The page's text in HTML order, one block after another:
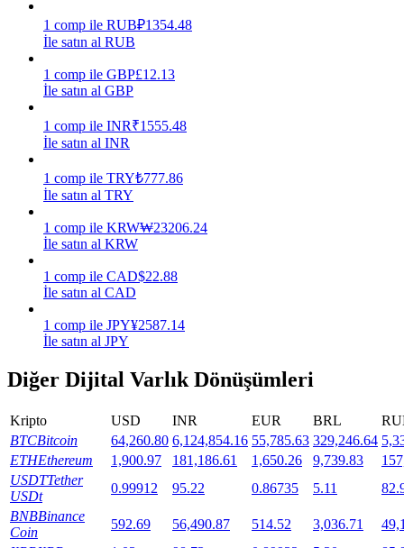
Staking
Yüksek getiri ve anında erişim
Launchpool
Popüler token'lar kazanmak için esnek staking
1 comp ile RUB₽1354.48
İle satın al RUB
1 comp ile GBP£12.13
İle satın al GBP
1 comp ile INR₹1555.48
İle satın al INR
1 comp ile TRY₺777.86
İle satın al TRY
1 comp ile KRW₩23206.24
İle satın al KRW
1 comp ile CAD$22.88
İle satın al CAD
1 comp ile JPY¥2587.14
İle satın al JPY
Diğer Dijital Varlık Dönüşümleri
Kripto USD INR EUR BRL
BTCBitcoin 64,260.80 6,124,854.16 55,785.63 329,246.64
ETHEthereum 1,900.97 181,186.61 1,650.26 9,739.83
USDTTether
USDt
0.99912 95.22 0.86735 5.11
BNBBinance
Coin
592.69 56,490.87 514.52 3,036.71